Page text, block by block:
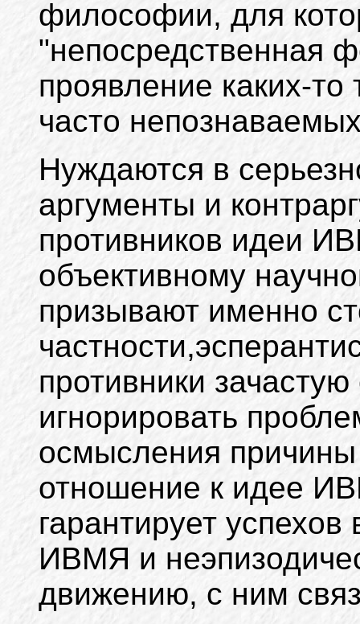
философии, для
"непосредственная
проявление каких-
часто
Нуждаются в
аргументы и
противников идеи
объективному
призывают именно
противники
игнорировать
осмысления причины
отношение к идее
гарантирует
ИВМЯ и
движению, с ним